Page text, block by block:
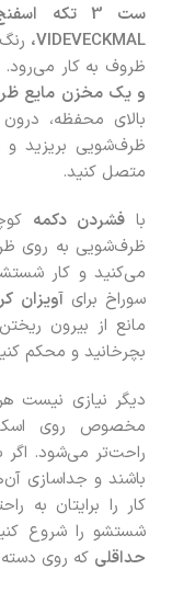
ست 3 تکه
VIDEVECKMAL، رنگ
ظروف به کار می‌رود.
و یک مخزن مایع
بالای محفظه،
ظرف‌شویی بریزید
متصل کنید.
با فشردن دکمه
ظرف‌شویی به روی
می‌کنید و کار
سوراخ برایآویزان
مانع از بیرون
بچرخانید و محکم
دیگر نیازی نیست
مخصوص روی
راحت‌تر می‌شود.
باشند و جداسازی
کار را برایتان به‌
شستشو را شروع
حداقلی که روی دسته